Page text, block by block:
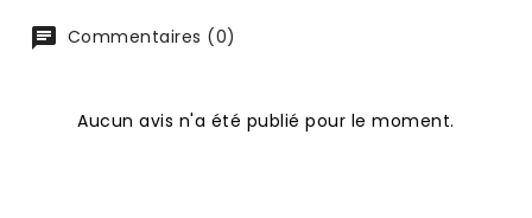
Commentaires (0)
Aucun avis n'a été publié pour le moment.